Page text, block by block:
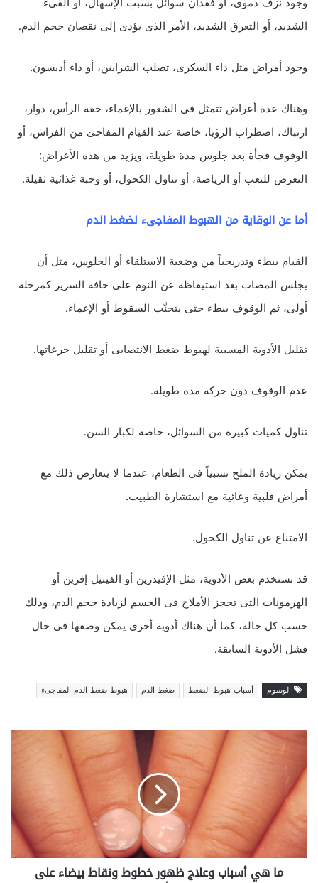
الشديد، أو التعرق الشديد، الأمر الذى يؤدى إلى نقصان حجم الدم.
وجود أمراض مثل داء السكرى، تصلب الشرايين، أو داء أديسون.
وهناك عدة أعراض تتمثل فى الشعور بالإغماء، خفة الرأس، دوار،
ارتباك، اضطراب الرؤيا، خاصة عند القيام المفاجئ من الفراش، أو
الوقوف فجأة بعد جلوس مدة طويلة، ويزيد من هذه الأعراض:
التعرض للتعب أو الرياضة، أو تناول الكحول، أو وجبة غذائية ثقيلة.
أما عن الوقاية من الهبوط المفاجىء لضغط الدم
القيام ببطء وتدريجياً من وضعية الاستلقاء أو الجلوس، مثل أن
يجلس المصاب بعد استيقاظه عن النوم على حافة السرير كمرحلة
أولى، ثم الوقوف ببطء حتى يتجنَّب السقوط أو الإغماء.
تقليل الأدوية المسببة لهبوط ضغط الانتصابى أو تقليل جرعاتها.
عدم الوقوف دون حركة مدة طويلة.
تناول كميات كبيرة من السوائل، خاصة لكبار السن.
يمكن زيادة الملح نسبياً فى الطعام، عندما لا يتعارض ذلك مع
أمراض قلبية وعائية مع استشارة الطبيب.
الامتناع عن تناول الكحول.
قد نستخدم بعض الأدوية، مثل الإفيدرين أو الفينيل إفرين أو
الهرمونات التى تحجز الأملاح فى الجسم لزيادة حجم الدم، وذلك
حسب كل حالة، كما أن هناك أدوية أخرى يمكن وصفها فى حال
فشل الأدوية السابقة.
الوسوم أسباب هبوط الضغط ضغط الدم هبوط ضغط الدم المفاجىء
م
ه
ي
س
ب
ا
ب
ما هي أسباب وعلاج ظهور خطوط ونقاط بيضاء على